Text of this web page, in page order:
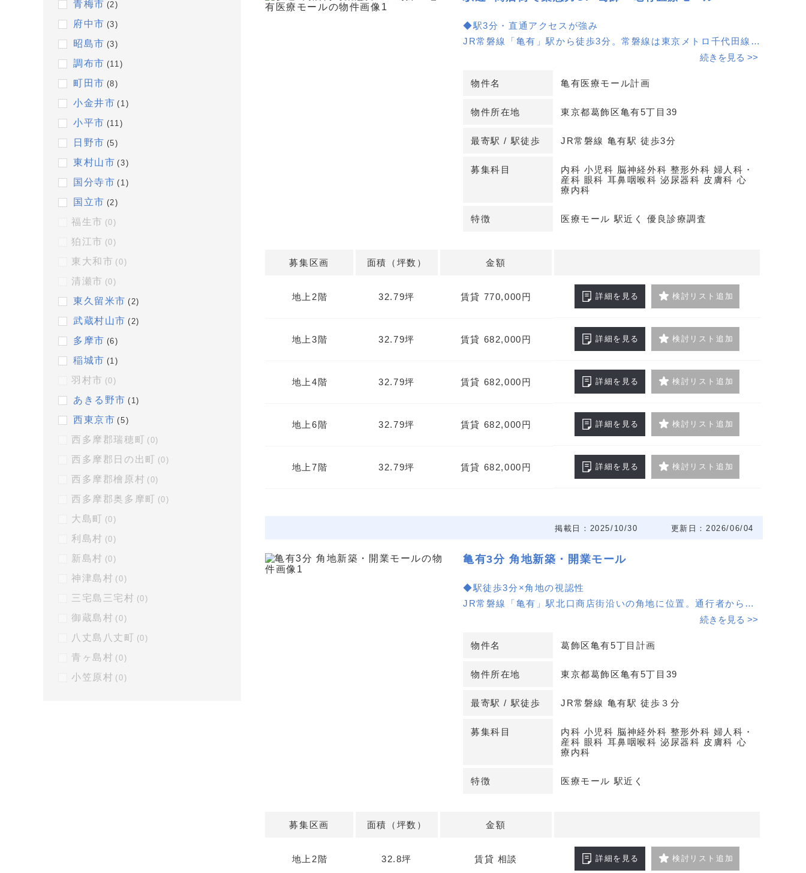
青梅市 (2)
府中市 (3)
昭島市 (3)
調布市 (11)
町田市 (8)
小金井市 (1)
小平市 (11)
日野市 (5)
東村山市 (3)
国分寺市 (1)
国立市 (2)
福生市 (0)
狛江市 (0)
東大和市 (0)
清瀬市 (0)
東久留米市 (2)
武蔵村山市 (2)
多摩市 (6)
稲城市 (1)
羽村市 (0)
あきる野市 (1)
西東京市 (5)
西多摩郡瑞穂町 (0)
西多摩郡日の出町 (0)
西多摩郡檜原村 (0)
西多摩郡奥多摩町 (0)
大島町 (0)
利島村 (0)
新島村 (0)
神津島村 (0)
三宅島三宅村 (0)
御蔵島村 (0)
八丈島八丈町 (0)
青ヶ島村 (0)
小笠原村 (0)
◆駅3分・直通アクセスが強み
JR常磐線「亀有」駅から徒歩3分。常磐線は東京メトロ千代田線に
直通し、大手町・表参道・小田急線方面へ乗換なしでアクセス可能
取り込む集患力が期待できます。
◆商店街沿いの医療モール計画
商店街の主要動線上に位置する計画物件。1階に調剤薬局、5階に
環境です。エレベーター有り、スケルトン渡しでレイアウト自由度
が高く、2～7階で区画募集中です。
◆病診連携と生活利便が両立
たエリア。2026年12月竣工予定の計画で、新規開業に適した環境
続きを見る >>
物件名 亀有医療モール計画
物件所在地 東京都葛飾区亀有5丁目39
最寄駅 / 駅徒歩 JR常磐線 亀有駅 徒歩3分
募集科目
内科 小児科 脳神経外科 整形外科 婦人科・
産科 眼科 耳鼻咽喉科 泌尿器科 皮膚科 心
療内科
特徴 医療モール 駅近く 優良診療調査
募集区画 面積（坪数） 金額
地上2階 32.79坪 賃貸 770,000円 詳細を見る 検討リスト追加
地上3階 32.79坪 賃貸 682,000円 詳細を見る 検討リスト追加
地上4階 32.79坪 賃貸 682,000円 詳細を見る 検討リスト追加
地上6階 32.79坪 賃貸 682,000円 詳細を見る 検討リスト追加
地上7階 32.79坪 賃貸 682,000円 詳細を見る 検討リスト追加
掲載日：2025/10/30 更新日：2026/06/04
亀有3分 角地新築・開業モール
◆駅徒歩3分×角地の視認性
JR常磐線「亀有」駅北口商店街沿いの角地に位置。通行者からの
視認性に優れ、帰宅動線に沿う立地で日常受診ニーズを捉えやす
初期の認知形成と継続的な集患力向上が期待できます。
◆新築クリニックモール計画
2〜7階で全科目募集の計画物件。ワンフロア約32.8坪でレイアウ
込め、地域に根差した診療体制を構築しやすい構成です。
詳細はお問い合わせください。
続きを見る >>
物件名 葛飾区亀有5丁目計画
物件所在地 東京都葛飾区亀有5丁目39
最寄駅 / 駅徒歩 JR常磐線 亀有駅 徒歩３分
募集科目
内科 小児科 脳神経外科 整形外科 婦人科・
産科 眼科 耳鼻咽喉科 泌尿器科 皮膚科 心
療内科
特徴 医療モール 駅近く
募集区画 面積（坪数） 金額
地上2階 32.8坪 賃貸 相談 詳細を見る 検討リスト追加